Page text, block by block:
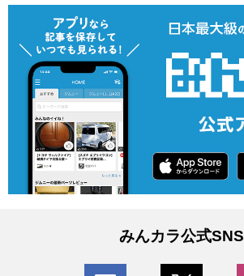
みんカラ公式SNS